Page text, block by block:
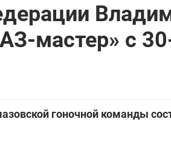
мастер» с
гоночной команды